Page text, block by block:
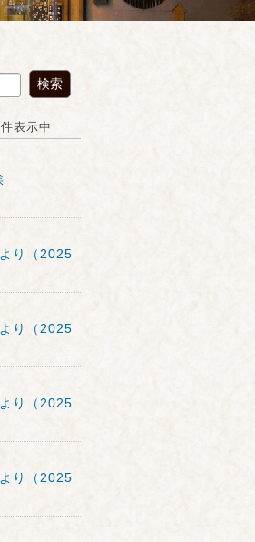
表示中
り（2025
り（2025
り（2025
り（2025